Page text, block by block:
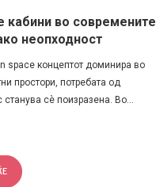
кабини во современите
неопходност
space концептот доминира во
простори, потребата од
станува сè поизразена. Во...